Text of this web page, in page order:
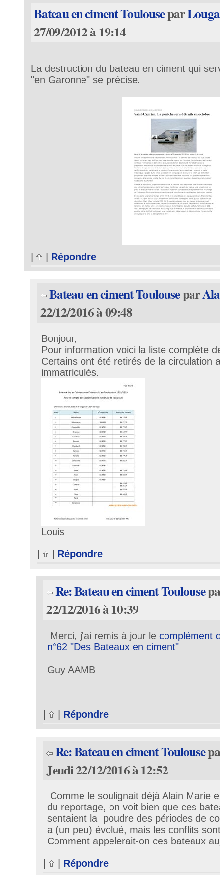
Bateau en ciment Toulousepar
27/09/2012 à 19:14
La destruction du bateau en ciment qui
"en Garonne" se précise.
Répondre
Bateau en ciment Toulousepar
22/12/2016 à 09:48
Bonjour,
Pour information voici la liste complète
Certains ont été retirés de la circulation
immatriculés.
Louis
Répondre
Re: Bateau en ciment Toulouse
22/12/2016 à 10:39
Merci, j'ai remis à jour lecomplément
n°62 "Des Bateaux en ciment"
Guy AAMB
| | Répondre
Re: Bateau en ciment Toulouse
Jeudi 22/12/2016 à 12:52
Comme le soulignait déjà Alain Marie
du reportage, on voit bien que ces
sentaient la poudre des périodes de
a (un peu) évolué, mais les conflits
Comment appelerait-on ces bateaux
| Répondre